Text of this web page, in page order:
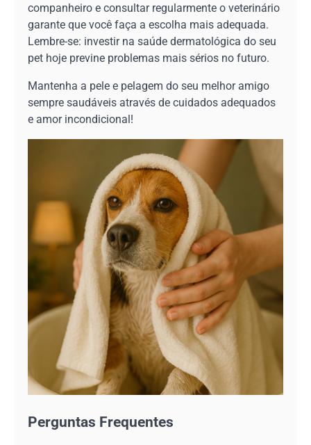
companheiro e consultar regularmente o veterinário
garante que você faça a escolha mais adequada.
Lembre-se: investir na saúde dermatológica do seu
pet hoje previne problemas mais sérios no futuro.
Mantenha a pele e pelagem do seu melhor amigo
sempre saudáveis através de cuidados adequados
e amor incondicional!
Perguntas Frequentes